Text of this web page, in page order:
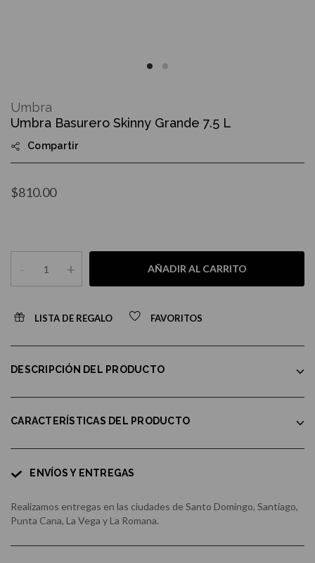
the
beginning
the
images
Umbra Basurero Skinny Grande 7.5 L
Compartir
$810.00
- + AÑADIR AL CARRITO
LISTA DE REGALO FAVORITOS
Umbra
DESCRIPCIÓN DEL PRODUCTO
CARACTERÍSTICAS DEL PRODUCTO
ENVÍOS Y ENTREGAS
Realizamos entregas en las ciudades de Santo Domingo, Santiago,
Punta Cana, La Vega y La Romana.